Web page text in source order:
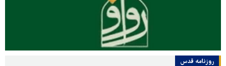
روزنامه قدس